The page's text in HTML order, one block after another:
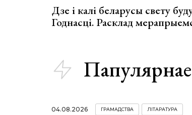
Дзе і калі беларусы свету
Годнасці. Расклад
Папулярнае
04.08.2026 ГРАМАДСТВА ЛІТАРАТУРА